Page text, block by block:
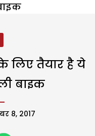
लिए तैयार है ये
बाइक
8, 2017